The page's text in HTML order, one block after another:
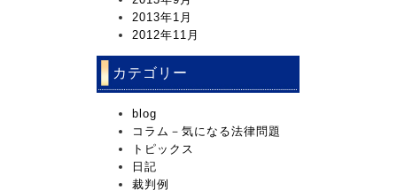
2013年1月
2012年11月
カテゴリー
blog
コラム－気になる法律問題
トピックス
日記
裁判例